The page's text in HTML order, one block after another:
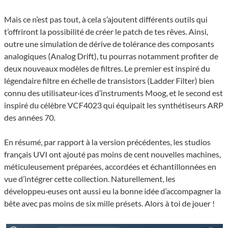
Mais ce n’est pas tout, à cela s’ajoutent différents outils qui
t’offriront la possibilité de créer le patch de tes rêves. Ainsi,
outre une simulation de dérive de tolérance des composants
analogiques (Analog Drift), tu pourras notamment profiter de
deux nouveaux modèles de filtres. Le premier est inspiré du
légendaire filtre en échelle de transistors (Ladder Filter) bien
connu des utilisateur·ices d’instruments Moog, et le second est
inspiré du célèbre VCF4023 qui équipait les synthétiseurs ARP
des années 70.
En résumé, par rapport à la version précédentes, les studios
français UVI ont ajouté pas moins de cent nouvelles machines,
méticuleusement préparées, accordées et échantillonnées en
vue d’intégrer cette collection. Naturellement, les
développeu·euses ont aussi eu la bonne idée d’accompagner la
bête avec pas moins de six mille présets. Alors à toi de jouer !